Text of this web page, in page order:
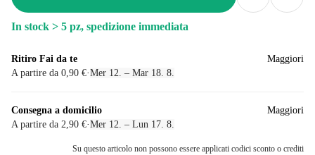
In stock > 5 pz, spedizione immediata
Ritiro Fai da te
A partire da 0,90 €·Mer 12. – Mar 18. 8.
Maggiori
Consegna a domicilio
A partire da 2,90 €·Mer 12. – Lun 17. 8.
Maggiori
Su questo articolo non possono essere applicati codici sconto o crediti